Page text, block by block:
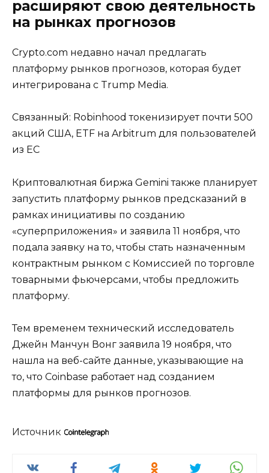
расширяют свою деятельность
на рынках прогнозов
Crypto.com недавно начал предлагать
платформу рынков прогнозов, которая будет
интегрирована с Trump Media.
Связанный: Robinhood токенизирует почти 500
акций США, ETF на Arbitrum для пользователей
из ЕС
Криптовалютная биржа Gemini также планирует
запустить платформу рынков предсказаний в
рамках инициативы по созданию
«суперприложения» и заявила 11 ноября, что
подала заявку на то, чтобы стать назначенным
контрактным рынком с Комиссией по торговле
товарными фьючерсами, чтобы предложить
платформу.
Тем временем технический исследователь
Джейн Манчун Вонг заявила 19 ноября, что
нашла на веб-сайте данные, указывающие на
то, что Coinbase работает над созданием
платформы для рынков прогнозов.
Источник